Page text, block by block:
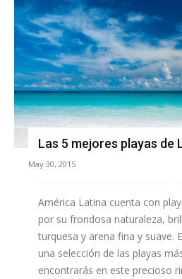
Las 5 mejores playas de
May 30, 2015
América Latina cuenta con
por su frondosa naturaleza,
turquesa y arena fina y suave.
una selección de las playas
encontrarás en este precioso